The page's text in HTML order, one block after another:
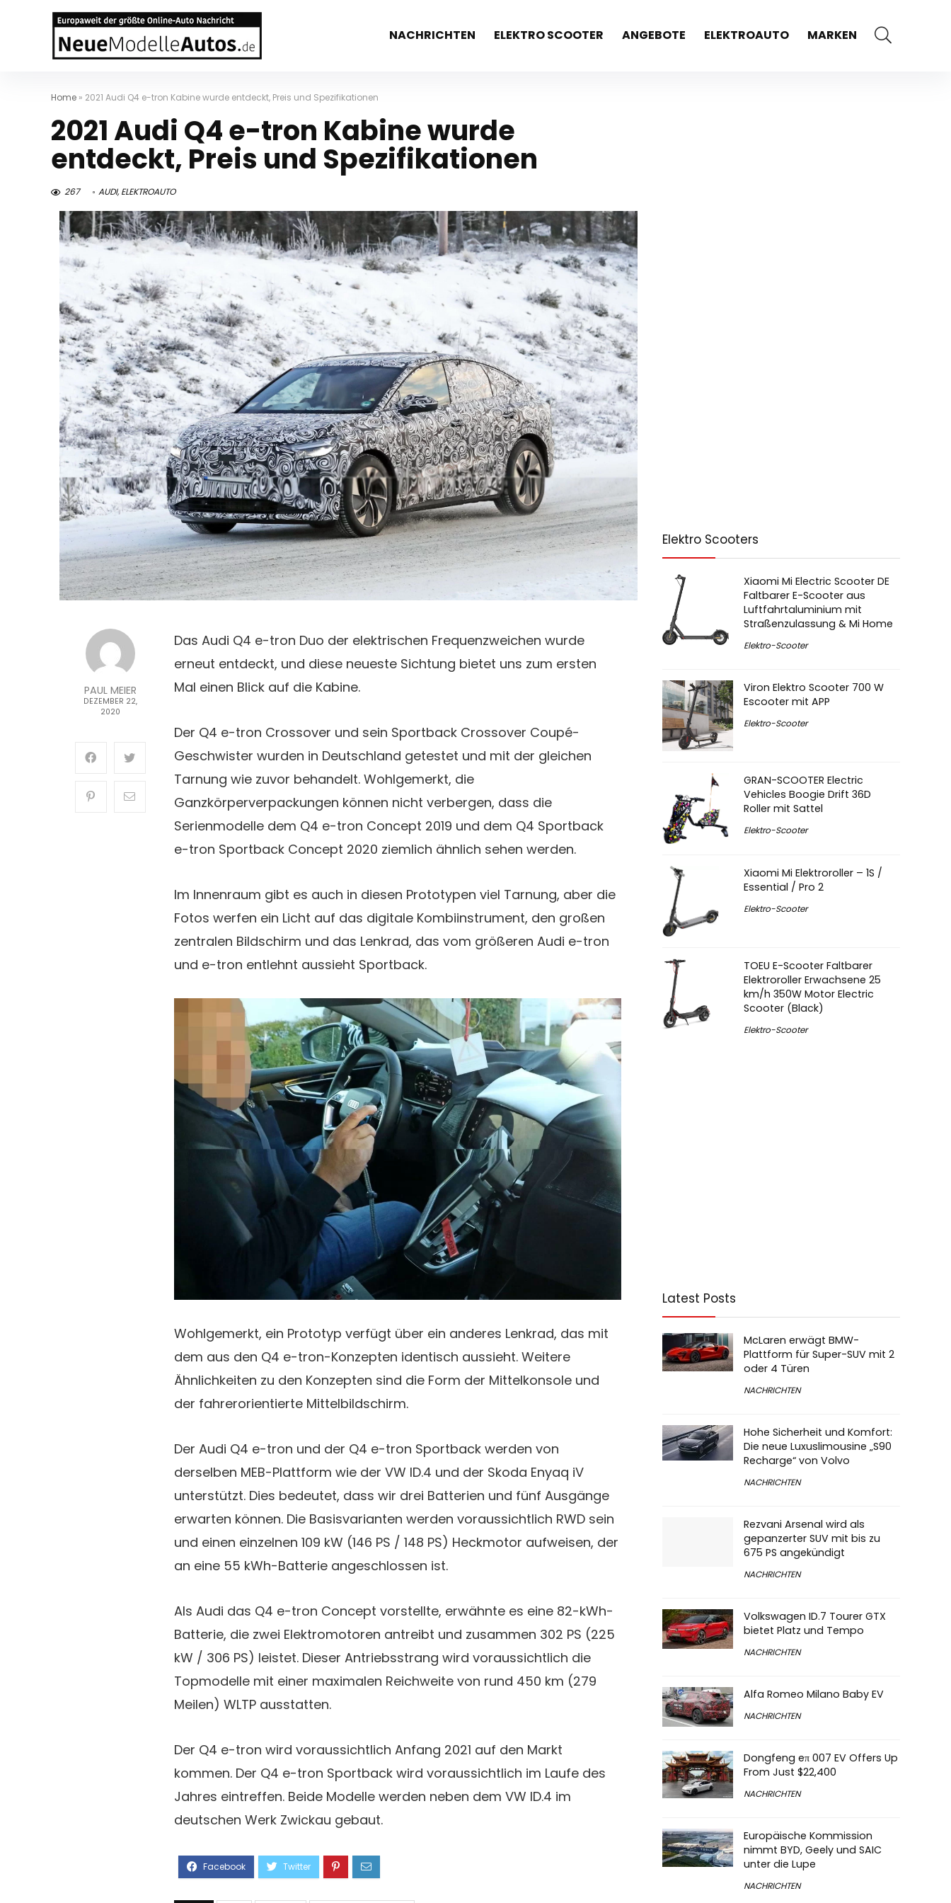
NACHRICHTEN ELEKTRO SCOOTER ANGEBOTE ELEKTROAUTO MARKEN
Home » 2021 Audi Q4 e-tron Kabine wurde entdeckt, Preis und Spezifikationen
2021 Audi Q4 e-tron Kabine wurde
entdeckt, Preis und Spezifikationen
267 AUDI,ELEKTROAUTO
PAUL MEIER
DEZEMBER 22,
2020
Das Audi Q4 e-tron Duo der elektrischen Frequenzweichen wurde
erneut entdeckt, und diese neueste Sichtung bietet uns zum ersten
Mal einen Blick auf die Kabine.
Der Q4 e-tron Crossover und sein Sportback Crossover Coupé-
Geschwister wurden in Deutschland getestet und mit der gleichen
Tarnung wie zuvor behandelt. Wohlgemerkt, die
Ganzkörperverpackungen können nicht verbergen, dass die
Serienmodelle dem Q4 e-tron Concept 2019 und dem Q4 Sportback
e-tron Sportback Concept 2020 ziemlich ähnlich sehen werden.
Im Innenraum gibt es auch in diesen Prototypen viel Tarnung, aber die
Fotos werfen ein Licht auf das digitale Kombiinstrument, den großen
zentralen Bildschirm und das Lenkrad, das vom größeren Audi e-tron
und e-tron entlehnt aussieht Sportback.
Wohlgemerkt, ein Prototyp verfügt über ein anderes Lenkrad, das mit
dem aus den Q4 e-tron-Konzepten identisch aussieht. Weitere
Ähnlichkeiten zu den Konzepten sind die Form der Mittelkonsole und
der fahrerorientierte Mittelbildschirm.
Der Audi Q4 e-tron und der Q4 e-tron Sportback werden von
derselben MEB-Plattform wie der VW ID.4 und der Skoda Enyaq iV
unterstützt. Dies bedeutet, dass wir drei Batterien und fünf Ausgänge
erwarten können. Die Basisvarianten werden voraussichtlich RWD sein
und einen einzelnen 109 kW (146 PS / 148 PS) Heckmotor aufweisen, der
an eine 55 kWh-Batterie angeschlossen ist.
Als Audi das Q4 e-tron Concept vorstellte, erwähnte es eine 82-kWh-
Batterie, die zwei Elektromotoren antreibt und zusammen 302 PS (225
kW / 306 PS) leistet. Dieser Antriebsstrang wird voraussichtlich die
Topmodelle mit einer maximalen Reichweite von rund 450 km (279
Meilen) WLTP ausstatten.
Der Q4 e-tron wird voraussichtlich Anfang 2021 auf den Markt
kommen. Der Q4 e-tron Sportback wird voraussichtlich im Laufe des
Jahres eintreffen. Beide Modelle werden neben dem VW ID.4 im
deutschen Werk Zwickau gebaut.
Elektro Scooters
Xiaomi Mi Electric Scooter DE
Faltbarer E-Scooter aus
Luftfahrtaluminium mit
Straßenzulassung & Mi Home
Elektro-Scooter
Viron Elektro Scooter 700 W
Escooter mit APP
Elektro-Scooter
GRAN-SCOOTER Electric
Vehicles Boogie Drift 36D
Roller mit Sattel
Elektro-Scooter
Xiaomi Mi Elektroroller – 1S /
Essential / Pro 2
Elektro-Scooter
TOEU E-Scooter Faltbarer
Elektroroller Erwachsene 25
km/h 350W Motor Electric
Scooter (Black)
Elektro-Scooter
Latest Posts
McLaren erwägt BMW-
Plattform für Super-SUV mit 2
oder 4 Türen
NACHRICHTEN
Hohe Sicherheit und Komfort:
Die neue Luxuslimousine „S90
Recharge“ von Volvo
NACHRICHTEN
Rezvani Arsenal wird als
gepanzerter SUV mit bis zu
675 PS angekündigt
NACHRICHTEN
Volkswagen ID.7 Tourer GTX
bietet Platz und Tempo
NACHRICHTEN
Alfa Romeo Milano Baby EV
NACHRICHTEN
Dongfeng eπ 007 EV Offers Up
From Just $22,400
NACHRICHTEN
Europäische Kommission
nimmt BYD, Geely und SAIC
unter die Lupe
NACHRICHTEN